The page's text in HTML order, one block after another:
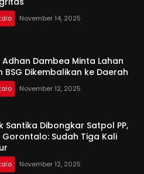
November 14, 2025
Dambea Minta Lahan
BSG Dikembalikan ke Daerah
November 12, 2025
Santika Dibongkar Satpol PP,
Sudah Tiga Kali
November 12, 2025